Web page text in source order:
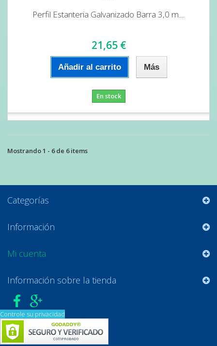
Perfil Estanteria Galvanizado Barra 3,0 m....
21,65 €
Añadir al carrito Más
En stock
Mostrando 1 - 6 de 6 items
Categorías
Información
Mi cuenta
Información sobre la tienda
Controle su privacidad